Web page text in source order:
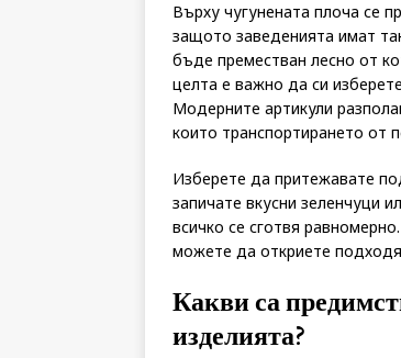
Върху чугунената плоча се
защото заведенията имат
бъде преместван лесно от
целта е важно да си
Модерните артикули
които транспортирането от
Изберете да притежавате
запичате вкусни зеленчуци
всичко се сготвя
можете да откриете
Какви са
изделията?